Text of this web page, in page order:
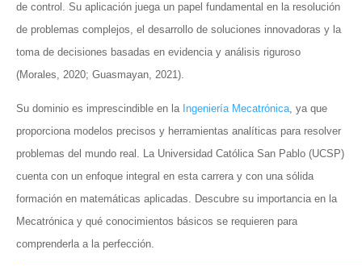
de control. Su aplicación juega un papel fundamental en la resolución
de problemas complejos, el desarrollo de soluciones innovadoras y la
toma de decisiones basadas en evidencia y análisis riguroso
(Morales, 2020; Guasmayan, 2021).
Su dominio es imprescindible en la Ingeniería Mecatrónica, ya que
proporciona modelos precisos y herramientas analíticas para resolver
problemas del mundo real. La Universidad Católica San Pablo (UCSP)
cuenta con un enfoque integral en esta carrera y con una sólida
formación en matemáticas aplicadas. Descubre su importancia en la
Mecatrónica y qué conocimientos básicos se requieren para
comprenderla a la perfección.